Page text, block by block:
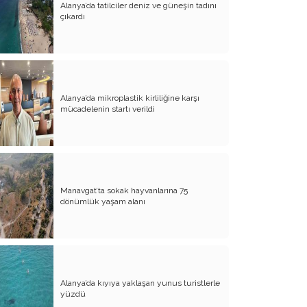
Ben de Olsam CHP-AKP Parantezine
Sıkışmış Siyasetin Kurgusunu Böyle
Yapardım (!)
Düşünmeyi Öğrenmek (3)
Türkün Yeni Töresi Demokratik Hukuk
Devletidir !
Düşünmeyi Öğrenmek (2)
Düşünmeyi Öğrenmek (1)
Cumhuriyet'in İkinci Yüzyılına Çağrı !
Hukukçu mu Kanun Teknisyeni mi?
Ultra Zenginlerin Sosyolojisi: 4208 Kişi
Bize Ne Anlatıyor?
CHP-AKP Asırlık Hesaplaşma mı,
Sosyolojik Dönüşüm mü?
Mutlak Hakikatin Esirleri: Türkiye'de
Alanya’da tatilciler deniz ve güneşin tadını
çıkardı
Alanya’da mikroplastik kirliliğine karşı
mücadelenin startı verildi
Manavgat’ta sokak hayvanlarına 75
dönümlük yaşam alanı
Alanya’da kıyıya yaklaşan yunus turistlerle
yüzdü